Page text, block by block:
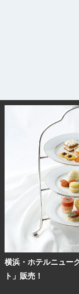
横浜・ホテルニュー
ト」販売！